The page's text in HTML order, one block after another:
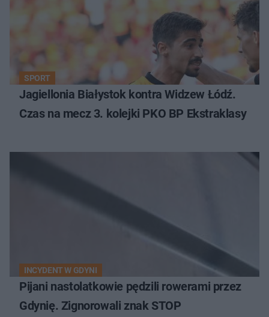
SPORT
Jagiellonia Białystok kontra Widzew Łódź.
Czas na mecz 3. kolejki PKO BP Ekstraklasy
INCYDENT W GDYNI
Pijani nastolatkowie pędzili rowerami przez
Gdynię. Zignorowali znak STOP